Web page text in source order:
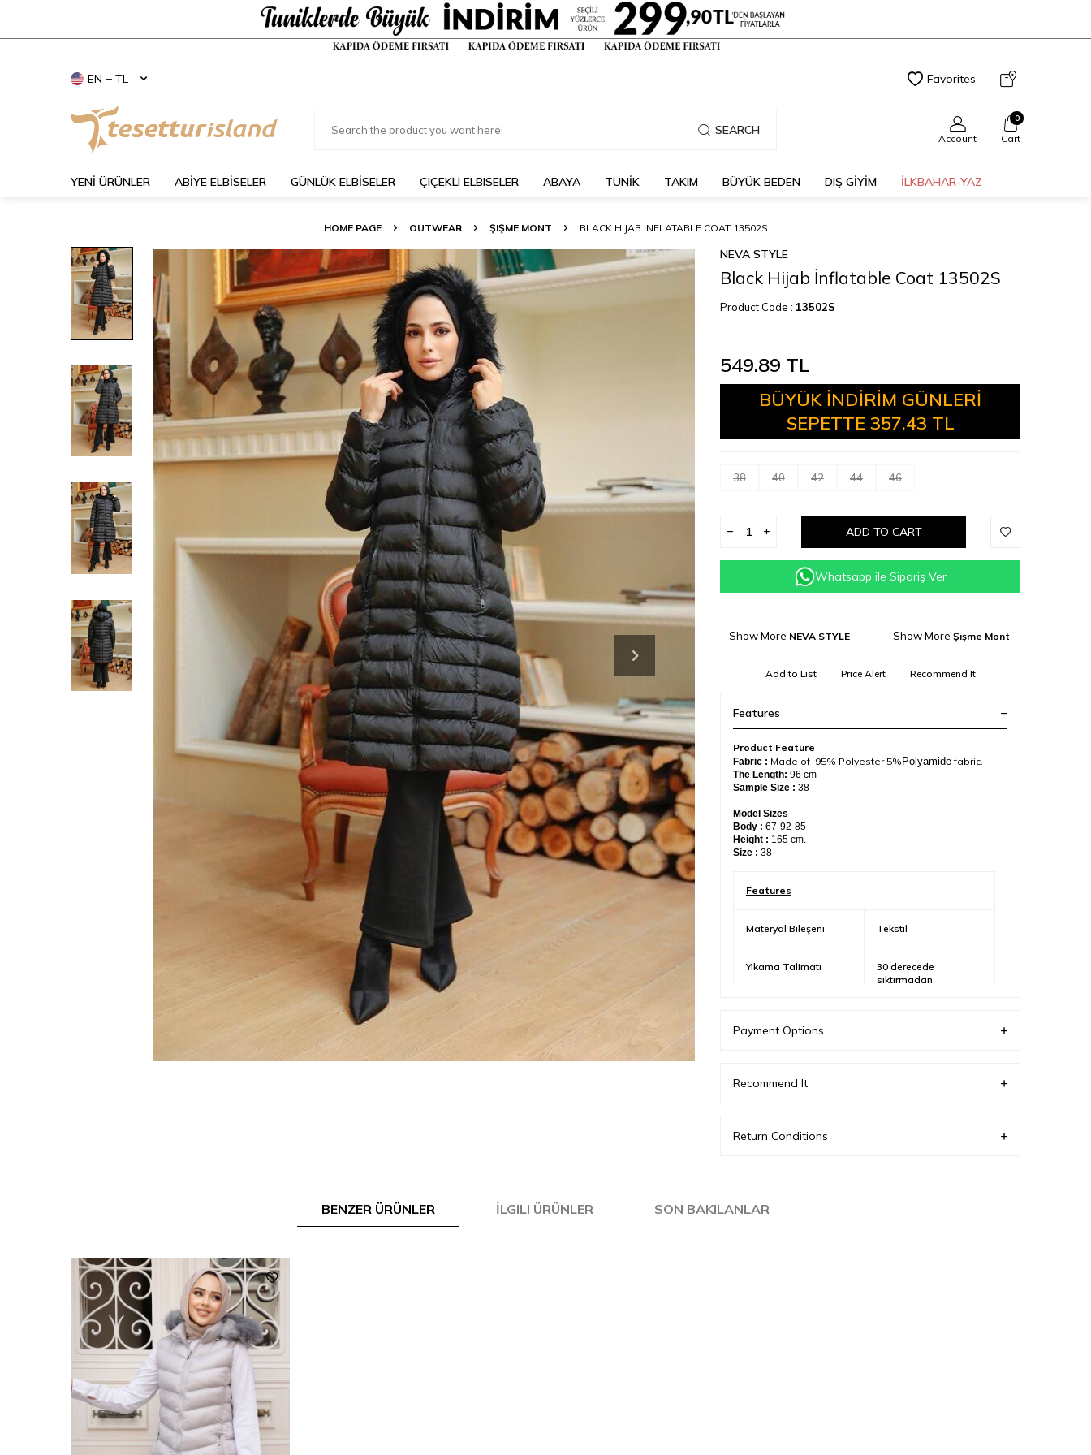
EN − TL Favorites
SEARCH
Account
0
Cart
YENİ ÜRÜNLER ABİYE ELBİSELER GÜNLÜK ELBİSELER ÇIÇEKLI ELBISELER ABAYA TUNİK TAKIM BÜYÜK BEDEN DIŞ GİYİM İLKBAHAR-YAZ
HOME PAGE OUTWEAR ŞIŞME MONT BLACK HIJAB İNFLATABLE COAT 13502S
NEVA STYLE
Black Hijab İnflatable Coat 13502S
Product Code : 13502S
549.89 TL
BÜYÜK İNDİRİM GÜNLERİ
SEPETTE 357.43 TL
38 40 42 44 46
ADD TO CART
Whatsapp ile Sipariş Ver
Show More NEVA STYLE Show More Şişme Mont
Add to List Price Alert Recommend It
Features
Product Feature
Fabric : Made of 95% Polyester 5% Polyamide fabric.
The Length: 96 cm
Sample Size : 38
Model Sizes
Body : 67-92-85
Height : 165 cm.
Size : 38
Features
Materyal Bileşeni Tekstil
Yıkama Talimatı
30 derecede
sıktırmadan
Üretici Adres Bilgisi
Üretici Adı
Payment Options
Recommend It
Return Conditions
BENZER ÜRÜNLER İLGILI ÜRÜNLER SON BAKILANLAR